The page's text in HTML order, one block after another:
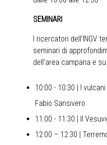
SEMINARI
I ricercatori dell’INGV
seminari di
dell’area campana e
10:00 - 10:30 | I
Fabio Sansivero
11:00 - 11:30 | Il
12:00 – 12:30 |